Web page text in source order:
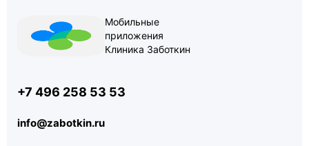
Мобильные
приложения
Клиника Заботкин
+7 496 258 53 53
info@zabotkin.ru